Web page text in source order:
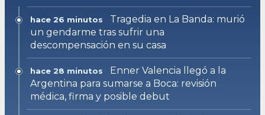
hace 26 minutos
Tragedia en La Banda: murió
un gendarme tras sufrir una
descompensación en su casa
hace 28 minutos
Enner Valencia llegó a la
Argentina para sumarse a Boca: revisión
médica, firma y posible debut